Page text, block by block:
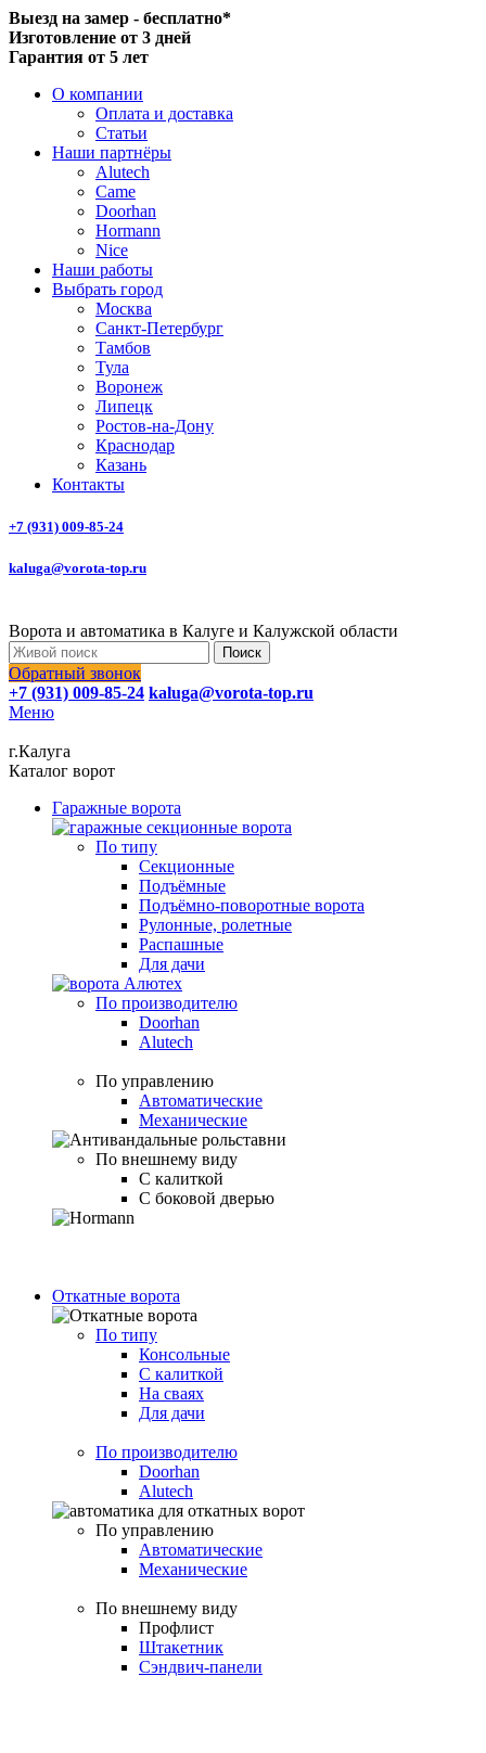
Выезд на замер - бесплатно*
Изготовление от 3 дней
Гарантия от 5 лет
О компании
Оплата и доставка
Статьи
Наши партнёры
Alutech
Came
Doorhan
Hormann
Nice
Наши работы
Выбрать город
Москва
Санкт-Петербург
Тамбов
Тула
Воронеж
Липецк
Ростов-на-Дону
Краснодар
Казань
Контакты
+7 (931) 009-85-24
kaluga@vorota-top.ru
Ворота и автоматика в Калуге и Калужской области
Поиск
Обратный звонок
+7 (931) 009-85-24 kaluga@vorota-top.ru
Меню
г.Калуга
Каталог ворот
Гаражные ворота
По типу
Секционные
Подъёмные
Подъёмно-поворотные ворота
Рулонные, ролетные
Распашные
Для дачи
По производителю
Doorhan
Alutech
По управлению
Автоматические
Механические
По внешнему виду
С калиткой
С боковой дверью
Откатные ворота
По типу
Консольные
С калиткой
На сваях
Для дачи
По производителю
Doorhan
Alutech
По управлению
Автоматические
Механические
По внешнему виду
Профлист
Штакетник
Сэндвич-панели